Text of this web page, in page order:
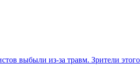
выбыли из-за травм. Зрители